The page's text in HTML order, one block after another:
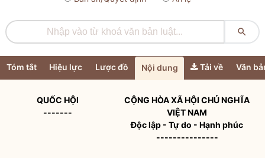

Tóm tắt Hiệu lực Lược đồ Nội dung Tải về Văn
QUỐC HỘI
-------
CỘNG HÒA XÃ HỘI CHỦ NGHĨA
VIỆT NAM
Độc lập - Tự do - Hạnh phúc
---------------